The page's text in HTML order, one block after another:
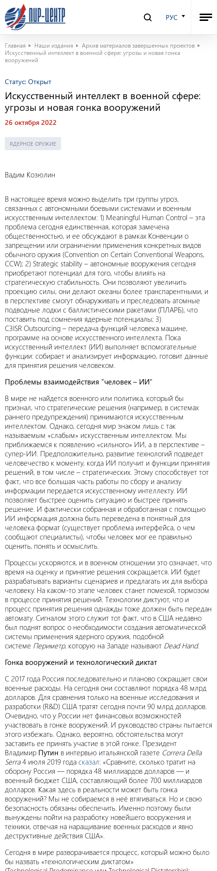
РУС
Главная Наши издания
Архив материалов завершенных проектов
Искусственный интеллект в военной сфере: угрозы и новая гонка
вооружений
Статус: Открыт
Искусственный интеллект в военной сфере:
угрозы и новая гонка вооружений
26 октября 2022
ЯДЕРНОЕ ОРУЖИЕ
Вадим Козюлин
В настоящее время можно выделить три группы угроз,
связанных с автономными боевыми системами и военным
искусственным интеллектом: 1) Meaningful Human Control – эта
проблема сегодня единственная, которая замечена
общественностью, и ее обсуждают в рамках Конвенции о
запрещении или ограничении применения конкретных видов
обычного оружия (Convention on Certain Conventional Weapons,
CCW); 2) Strategic stability – автономные вооружения сегодня
приобретают потенциал для того, чтобы влиять на
стратегическую стабильность. Они позволяют увеличить
проекцию силы, они делают океаны более транспарентными, и
в перспективе смогут обнаруживать и преследовать атомные
подводные лодки с баллистическими ракетами (ПЛАРБ), что
поставить под сомнения ядерные потенциалы; 3)
C3ISR Outsourcing – передача функций человека машине,
программе на основе искусственного интеллекта. Пока
искусственный интеллект (ИИ) выполняет вспомогательные
функции: собирает и анализирует информацию, готовит данные
для принятия решения человеком.
Проблемы взаимодействия “человек – ИИ”
В мире не найдется военного или политика, который бы
признал, что стратегические решения (например, в системах
раннего предупреждения) принимаются искусственным
интеллектом. Однако, сегодня мир знаком лишь с так
называемым «слабым» искусственным интеллектом. Мы
приближаемся к появлению «сильного» ИИ, а в перспективе –
супер-ИИ. Предположительно, развитие технологий подведет
человечество к моменту, когда ИИ получит и функции принятия
решений, в том числе – стратегических. Этому способствует тот
факт, что все большая часть работы по сбору и анализу
информации передается искусственному интеллекту. ИИ
позволяет быстрее оценить ситуацию и быстрее принять
решение. И фактически собранная и обработанная с помощью
ИИ информация должна быть переведена в понятный для
человека формат (существует проблема интерфейса, о чем
сообщают специалисты), чтобы человек мог ее правильно
оценить, понять и осмыслить.
Процессы ускоряются, и в военном отношении это означает, что
время на оценку и принятие решения сокращается. ИИ будет
разрабатывать варианты сценариев и предлагать их для выбора
человеку. На каком-то этапе человек станет помехой, тормозом
в процессе принятия решений. Технологии диктуют, что и
процесс принятия решения однажды тоже должен быть передан
автомату. Сигналом этого служит тот факт, что в США недавно
был поднят вопрос о необходимости создания автоматической
системы применения ядерного оружия, подобной
системе Периметр, которую на Западе называют Dead Hand.
Гонка вооружений и технологический диктат
С 2017 года Россия последовательно и планово сокращает свои
военные расходы. На сегодня они составляют порядка 48 млрд
долларов. Для сравнения только на военные исследования и
разработки (R&D) США тратят сегодня почти 90 млрд долларов.
Очевидно, что у России нет финансовых возможностей
участвовать в гонке вооружений. И руководство страны пытается
этого избежать. Однако, вероятно, обстоятельства могут
заставить ее принять участие в этой гонке. Президент
Владимир Путин в интервью итальянской газете Correra Della
Serra4 июля 2019 года сказал: «Сравните, сколько тратит на
оборону Россия — порядка 48 миллиардов долларов — и
военный бюджет США, составляющий более 700 миллиардов
долларов. Какая здесь в реальности может быть гонка
вооружений? Мы не собираемся в неё втягиваться. Но и свою
безопасность обязаны обеспечить. Именно поэтому были
вынуждены пойти на разработку новейшего вооружения и
техники, отвечая на наращивание военных расходов и явно
деструктивные действия США».
Сегодня в мире разворачивается процесс, который можно было
бы назвать «технологическим диктатом»